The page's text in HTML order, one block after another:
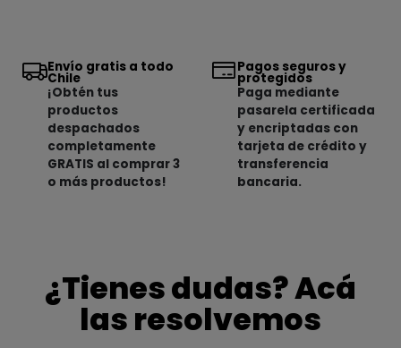
Envío gratis a todo
Chile
¡Obtén tus
productos
despachados
completamente
GRATIS al comprar 3
o más productos!
Pagos seguros y
protegidos
Paga mediante
pasarela certificada
y encriptadas con
tarjeta de crédito y
transferencia
bancaria.
¿Tienes dudas? Acá
las resolvemos